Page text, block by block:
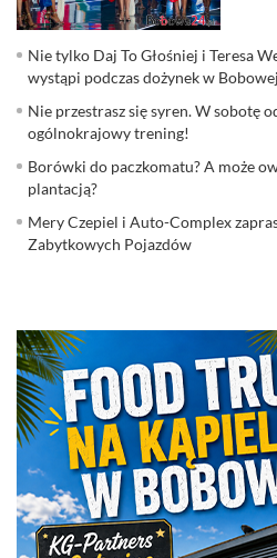
Nie tylko Daj To Głośniej i Teresa
wystąpi podczas dożynek w
Nie przestrasz się syren. W sobotę
ogólnokrajowy trening!
Borówki do paczkomatu? A może
plantacją?
Mery Czepiel i Auto-Complex
Zabytkowych Pojazdów